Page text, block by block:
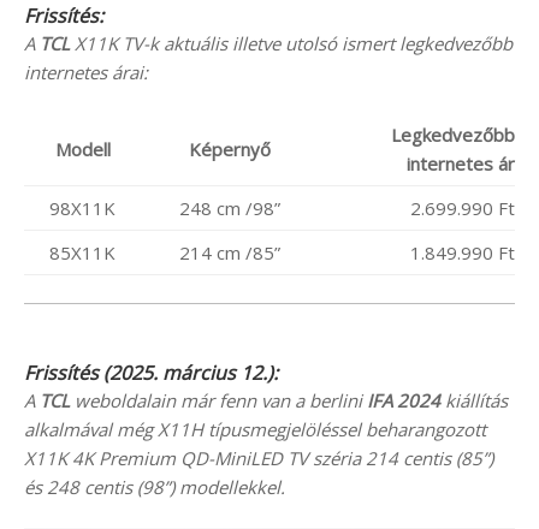
Frissítés:
A TCLX11K TV-k aktuális illetve utolsó ismert legkedvezőbb
internetes árai:
Modell Képernyő
Legkedvezőbb
internetes ár
98X11K
248 cm /98”
2.699.990 Ft
85X11K
214 cm /85” 1.849.990 Ft
Frissítés (2025. március 12.):
A TCLweboldalain már fenn van a berliniIFA 2024kiállítás
alkalmával még X11H típusmegjelöléssel beharangozott
X11K 4K Premium QD-MiniLED TV széria 214 centis (85”)
és 248 centis (98”) modellekkel.